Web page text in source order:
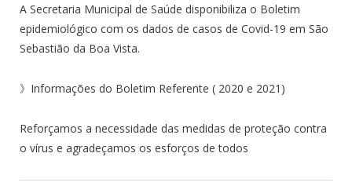
A Secretaria Municipal de Saúde disponibiliza o Boletim
epidemiológico com os dados de casos de Covid-19 em São
Sebastião da Boa Vista.
》Informações do Boletim Referente ( 2020 e 2021)
Reforçamos a necessidade das medidas de proteção contra
o vírus e agradeçamos os esforços de todos